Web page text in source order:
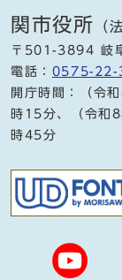
関市役所 （
〒501-3894 岐
電話： 0575-22-
開庁時間：（令
時15分、（令
時45分